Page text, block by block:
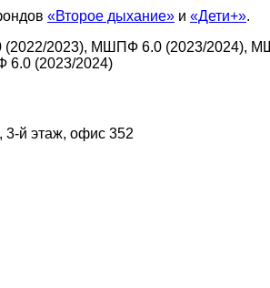
«Второе дыхание» и «Дети+».
2023), МШПФ 6.0 (2023/2024),
(2023/2024)
3-й этаж, офис 352